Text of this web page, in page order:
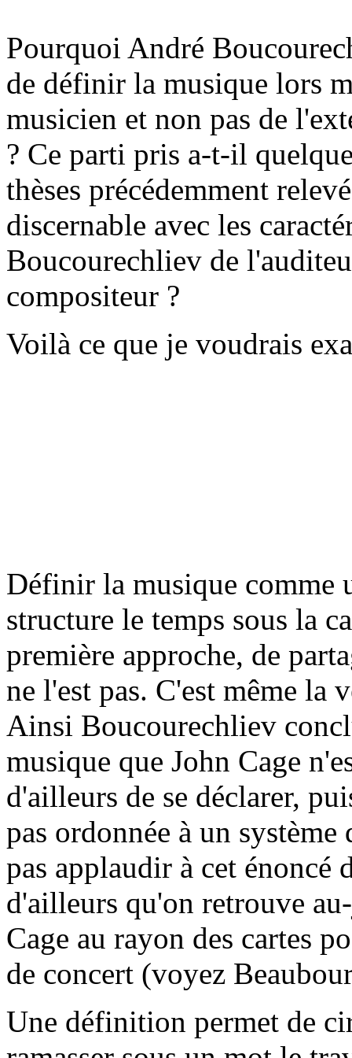
Pourquoi André
de définir la musique lors
musicien et non pas de
? Ce parti pris a-t-il
thèses précédemment
discernable avec les
Boucourechliev de
compositeur ?
Voilà ce que je voudrais
Définir la musique comme
structure le temps sous la
première approche, de
ne l'est pas. C'est même
Ainsi Boucourechliev
musique que John Cage
d'ailleurs de se déclarer,
pas ordonnée à un
pas applaudir à cet énoncé
d'ailleurs qu'on retrouve
Cage au rayon des cartes
de concert (voyez
Une définition permet de